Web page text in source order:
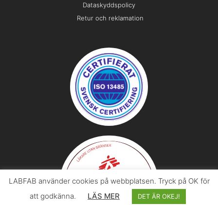
Dataskyddspolicy
Retur och reklamation
LABFAB använder cookies på webbplatsen. Tryck på OK för
att godkänna.
LÄS MER DET ÄR OKEJ!